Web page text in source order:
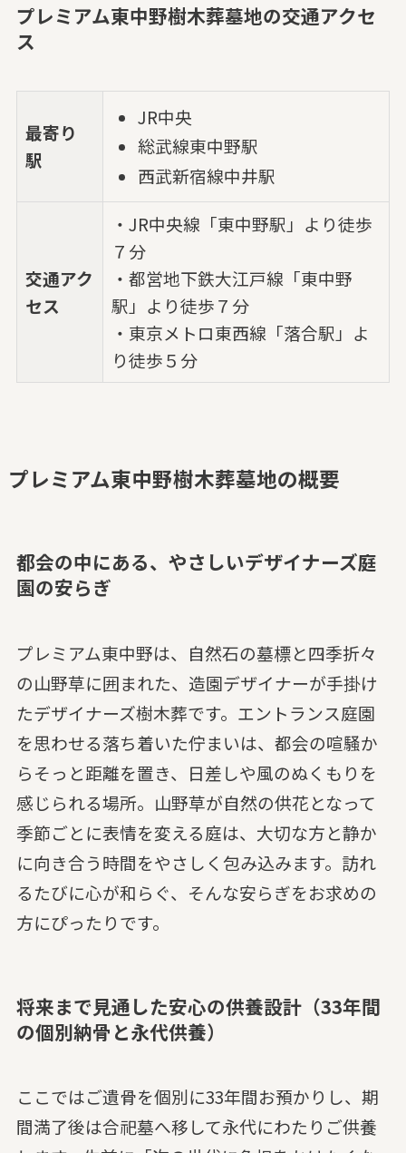
プレミアム東中野樹木葬墓地の交通アクセ
ス
最寄り
駅
JR中央
総武線東中野駅
西武新宿線中井駅
交通アク
セス
・JR中央線「東中野駅」より徒歩
７分
・都営地下鉄大江戸線「東中野
駅」より徒歩７分
・東京メトロ東西線「落合駅」よ
り徒歩５分
プレミアム東中野樹木葬墓地の概要
都会の中にある、やさしいデザイナーズ庭
園の安らぎ
プレミアム東中野は、自然石の墓標と四季折々
の山野草に囲まれた、造園デザイナーが手掛け
たデザイナーズ樹木葬です。エントランス庭園
を思わせる落ち着いた佇まいは、都会の喧騒か
らそっと距離を置き、日差しや風のぬくもりを
感じられる場所。山野草が自然の供花となって
季節ごとに表情を変える庭は、大切な方と静か
に向き合う時間をやさしく包み込みます。訪れ
るたびに心が和らぐ、そんな安らぎをお求めの
方にぴったりです。
将来まで見通した安心の供養設計（33年間
の個別納骨と永代供養）
ここではご遺骨を個別に33年間お預かりし、期
間満了後は合祀墓へ移して永代にわたりご供養